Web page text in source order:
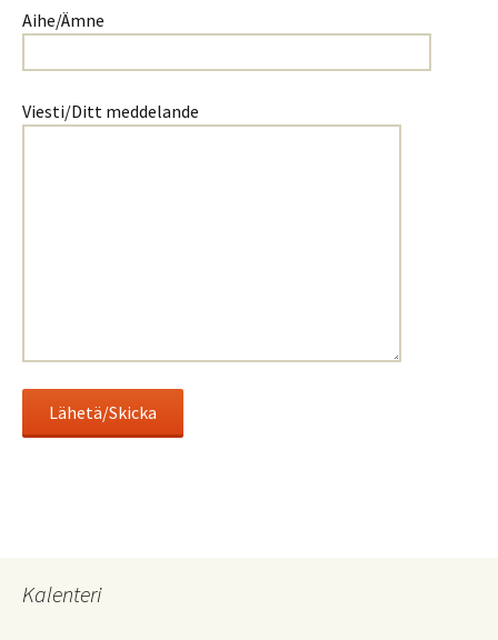
Aihe/Ämne
Viesti/Ditt meddelande
Kalenteri